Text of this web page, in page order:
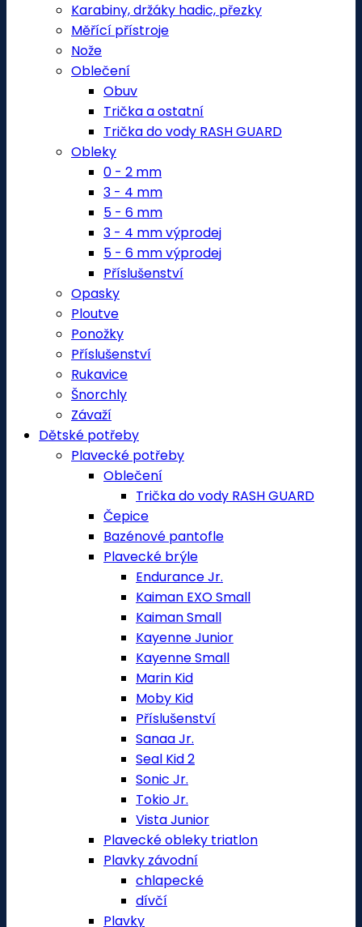
Karabiny, držáky hadic, přezky
Měřící přístroje
Nože
Oblečení
Obuv
Trička a ostatní
Trička do vody RASH GUARD
Obleky
0 - 2 mm
3 - 4 mm
5 - 6 mm
3 - 4 mm výprodej
5 - 6 mm výprodej
Příslušenství
Opasky
Ploutve
Ponožky
Příslušenství
Rukavice
Šnorchly
Závaží
Dětské potřeby
Plavecké potřeby
Oblečení
Trička do vody RASH GUARD
Čepice
Bazénové pantofle
Plavecké brýle
Endurance Jr.
Kaiman EXO Small
Kaiman Small
Kayenne Junior
Kayenne Small
Marin Kid
Moby Kid
Příslušenství
Sanaa Jr.
Seal Kid 2
Sonic Jr.
Tokio Jr.
Vista Junior
Plavecké obleky triatlon
Plavky závodní
chlapecké
dívčí
Plavky